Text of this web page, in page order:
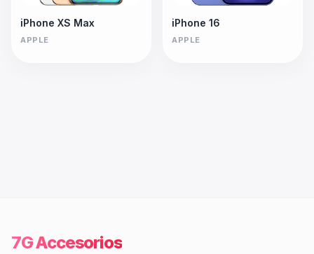
iPhone XS Max
APPLE
iPhone 16
APPLE
7G Accesorios